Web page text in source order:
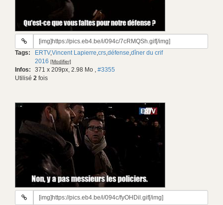
URL
gif:
Tags: ERTV,Vincent Lapierre,crs,défense,dîner du crif
2016 [Modifier]
Infos: 371 x 209px, 2.98 Mo , #3355
Utilisé 2 fois
URL